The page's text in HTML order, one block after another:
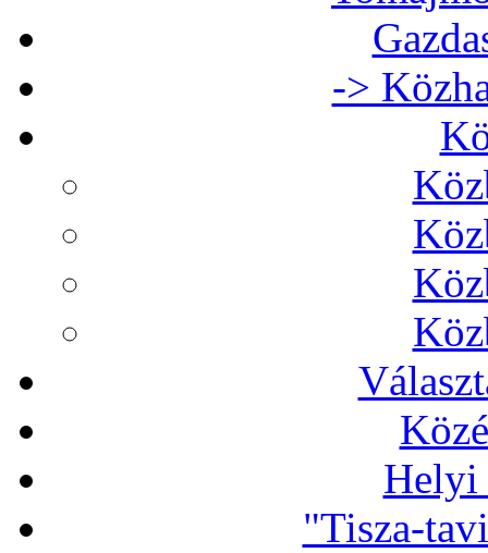
->
Helyi
"Tisza-